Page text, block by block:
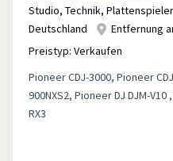
Studio, Technik, Plattenspieler
Deutschland
Entfernung
Preistyp: Verkaufen
Pioneer CDJ-3000, Pioneer
900NXS2, Pioneer DJ DJM-
RX3